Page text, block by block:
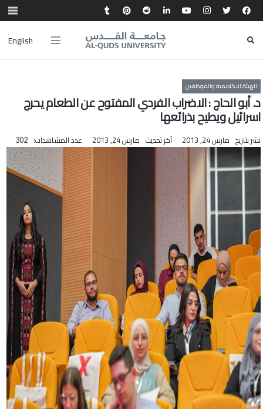
English
الهيئة الاكاديمية والموظفين
د. أبو الحاج : الاضراب الفردي المفتوح عن الطعام يحرج
اسرائيل ويطيح بذرائعها
نشر بتاريخ مارس 24, 2013 آخر تحديث مارس 24, 2013 عدد المشاهدات: 302